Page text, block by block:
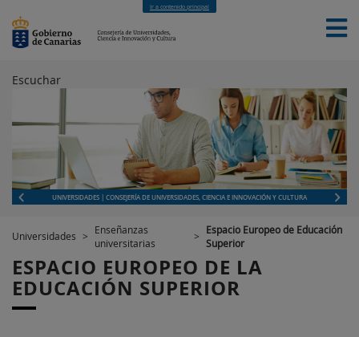
Ir a contenido principal
INICIO
Escuchar
UNIVERSIDADES | CONSEJERÍA DE UNIVERSIDADES, CIENCIA E INNOVACIÓN Y CULTURA
Universidades >
Enseñanzas
universitarias
>
Espacio Europeo de Educación
Superior
ESPACIO EUROPEO DE LA
EDUCACIÓN SUPERIOR